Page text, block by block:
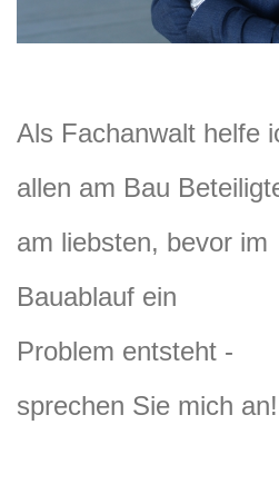
Als Fachanwalt helfe
allen am Bau
am liebsten, bevor im
Bauablauf ein
Problem entsteht -
sprechen Sie mich an!